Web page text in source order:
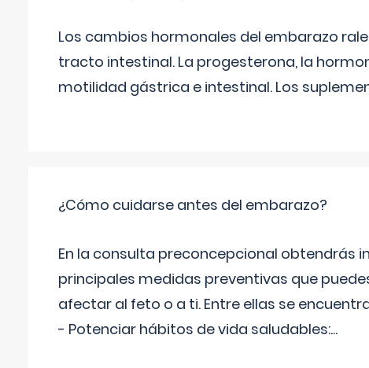
Los cambios hormonales del embarazo
tracto intestinal. La progesterona, la
motilidad gástrica e intestinal. Los
¿Cómo cuidarse antes del embarazo?
En la consulta preconcepcional obtendrás
principales medidas preventivas que
afectar al feto o a ti. Entre ellas se
- Potenciar hábitos de vida saludables:...